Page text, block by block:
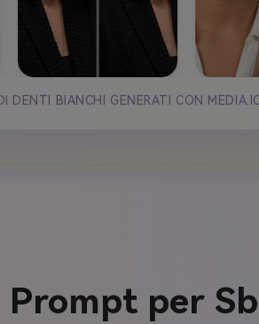
DENTI BIANCHI GENERATI CON
per